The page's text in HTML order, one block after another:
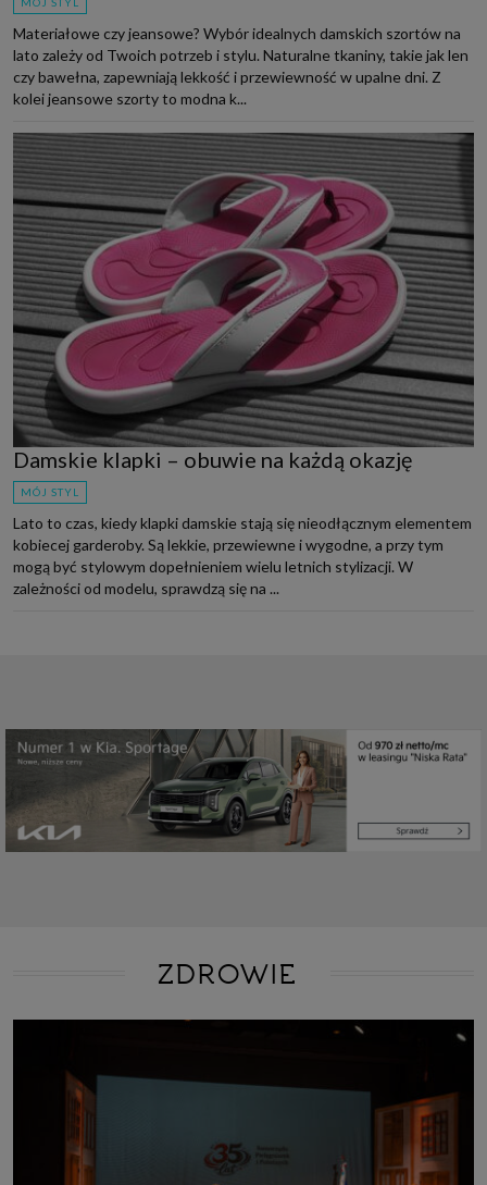
Materiałowe czy jeansowe? Wybór idealnych damskich szortów na
lato zależy od Twoich potrzeb i stylu. Naturalne tkaniny, takie jak len
czy bawełna, zapewniają lekkość i przewiewność w upalne dni. Z
kolei jeansowe szorty to modna k...
Damskie klapki – obuwie na każdą okazję
MÓJ STYL
Lato to czas, kiedy klapki damskie stają się nieodłącznym elementem
kobiecej garderoby. Są lekkie, przewiewne i wygodne, a przy tym
mogą być stylowym dopełnieniem wielu letnich stylizacji. W
zależności od modelu, sprawdzą się na ...
ZDROWIE